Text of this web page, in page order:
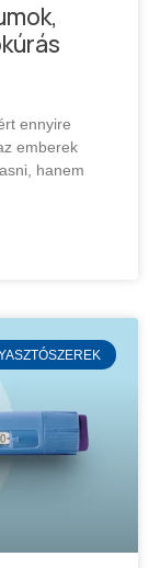
ennyire
emberek
hanem